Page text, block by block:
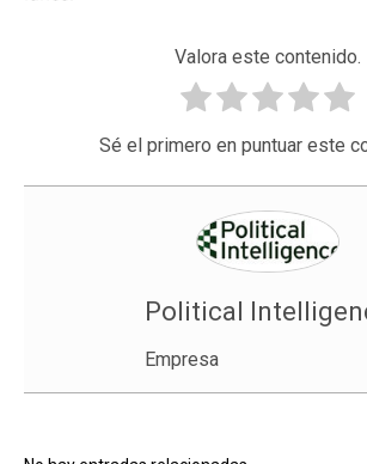
Valora este contenido.
Sé el primero en puntuar este
Political
Empresa